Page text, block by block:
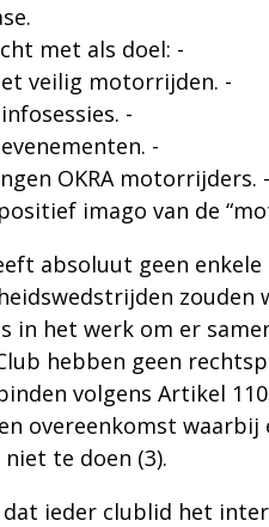
met als doel: -
veilig motorrijden. -
-
-
OKRA motorrijders. -
imago van de
absoluut geen
zouden
in het werk om er
hebben geen
volgens Artikel
overeenkomst
te doen (3).
ieder clublid het intern